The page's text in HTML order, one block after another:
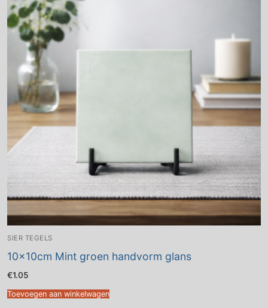
SIER TEGELS
10x10cm Mint groen handvorm glans
€1.05
Toevoegen aan winkelwagen